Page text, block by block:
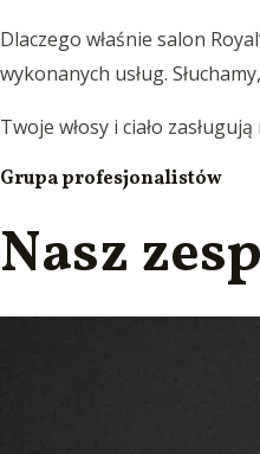
Dlaczego właśnie salon
wykonanych usług.
Twoje włosy i ciało
Grupa profesjonalistów
Nasz